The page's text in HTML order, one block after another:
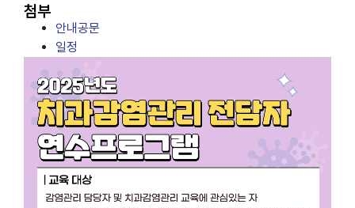
첨부
안내공문
일정